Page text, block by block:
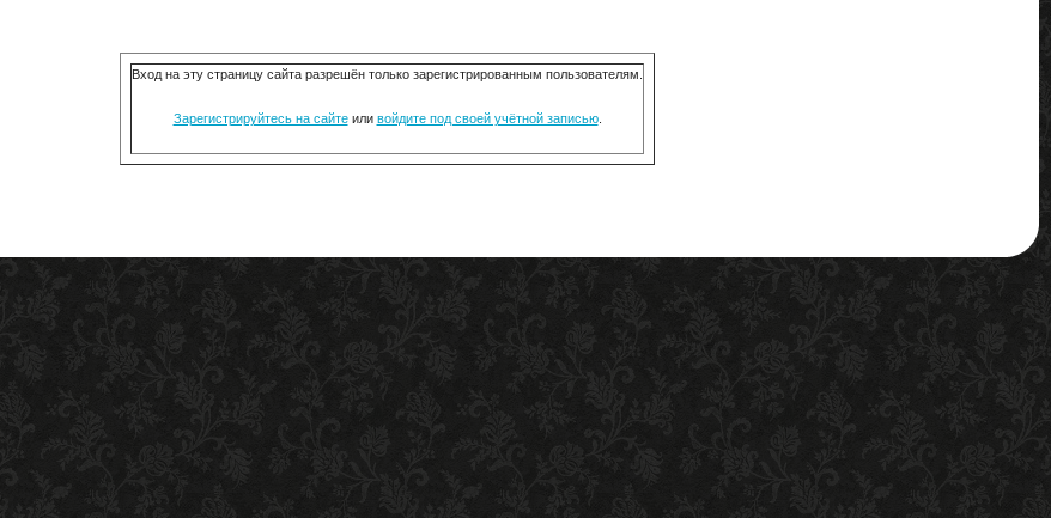
Вход на эту страницу сайта разрешён только зарегистрированным пользователям.
Зарегистрируйтесь на сайтеили войдите под своей учётной записью.